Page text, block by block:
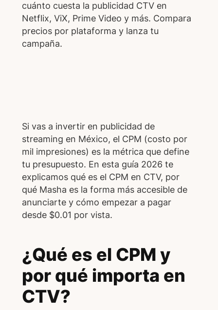
cuánto cuesta la publicidad CTV en
Netflix, ViX, Prime Video y más. Compara
precios por plataforma y lanza tu
campaña.
Si vas a invertir en publicidad de
streaming en México, el CPM (costo por
mil impresiones) es la métrica que define
tu presupuesto. En esta guía 2026 te
explicamos qué es el CPM en CTV, por
qué Masha es la forma más accesible de
anunciarte y cómo empezar a pagar
desde $0.01 por vista.
¿Qué es el CPM y
por qué importa en
CTV?